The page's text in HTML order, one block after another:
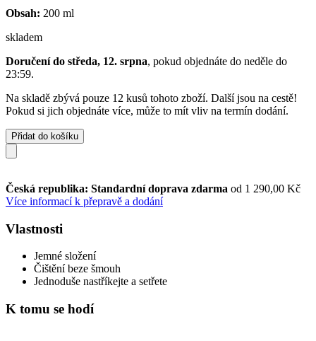
Obsah: 200 ml
skladem
Doručení do středa, 12. srpna, pokud objednáte do neděle do
23:59.
Na skladě zbývá pouze 12 kusů tohoto zboží. Další jsou na cestě!
Pokud si jich objednáte více, může to mít vliv na termín dodání.
Přidat do košíku
Česká republika: Standardní doprava zdarma od 1 290,00 Kč
Více informací k přepravě a dodání
Vlastnosti
Jemné složení
Čištění beze šmouh
Jednoduše nastříkejte a setřete
K tomu se hodí